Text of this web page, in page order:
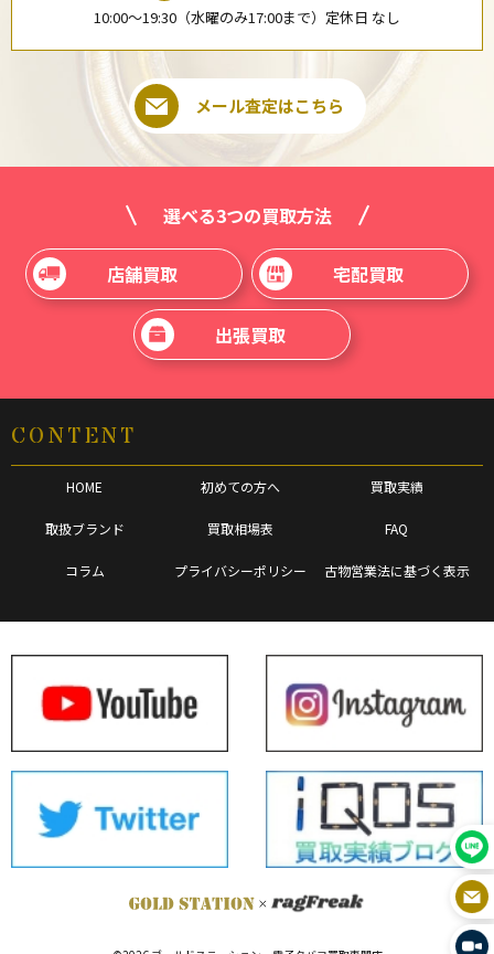
10:00〜19:30（水曜のみ17:00まで）定休日 なし
メール査定はこちら
選べる3つの買取方法
店舗買取 宅配買取
出張買取
CONTENT
HOME 初めての方へ 買取実績
取扱ブランド 買取相場表 FAQ
コラム プライバシーポリシー 古物営業法に基づく表示